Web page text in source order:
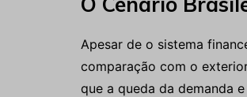
Apesar de o sistema
comparação com o
que a queda da demanda